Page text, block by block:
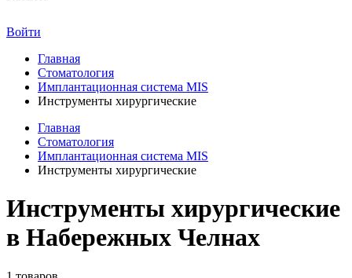
Войти
Главная
Стоматология
Имплантационная система MIS
Инструменты хирургические
Главная
Стоматология
Имплантационная система MIS
Инструменты хирургические
Инструменты хирургические
в Набережных Челнах